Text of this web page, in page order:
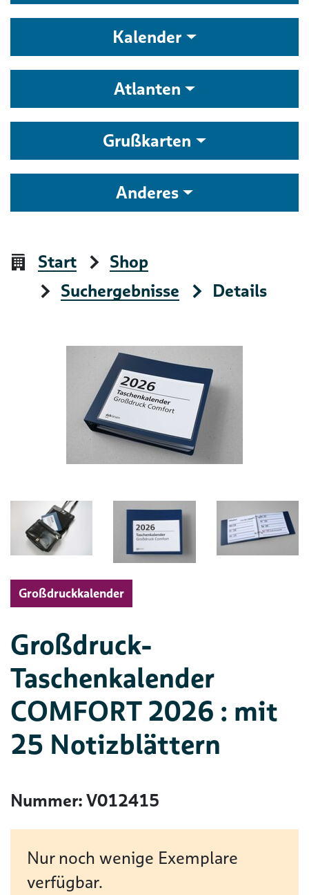
Kalender
Atlanten
Grußkarten
Anderes
Start
Shop
Suchergebnisse
Details
Großdruckkalender
Großdruck-
Taschenkalender
COMFORT 2026 : mit
25 Notizblättern
Nummer: V012415
Nur noch wenige Exemplare
verfügbar.